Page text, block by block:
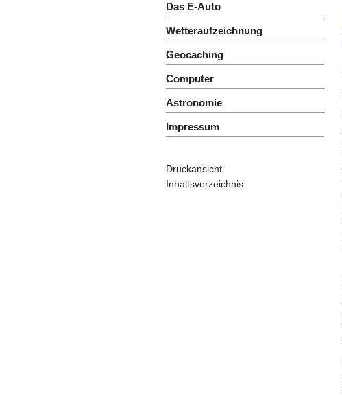
Das E-Auto
Wetteraufzeichnung
Geocaching
Computer
Astronomie
Impressum
Druckansicht
Inhaltsverzeichnis